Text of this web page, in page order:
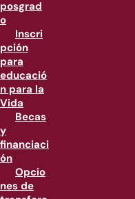
posgrad
o
Inscri
pción
para
educació
n para la
Vida
Becas
y
financiaci
ón
Opcio
nes de